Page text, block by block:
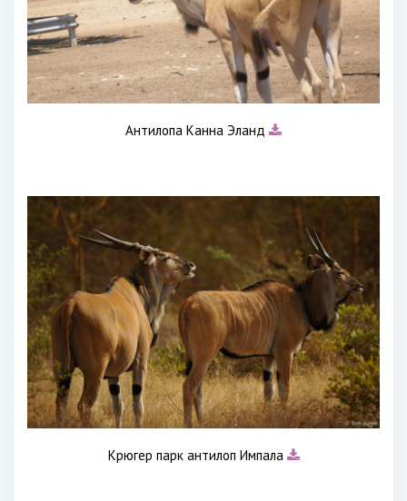
Антилопа Канна Эланд
Крюгер парк антилоп Импала